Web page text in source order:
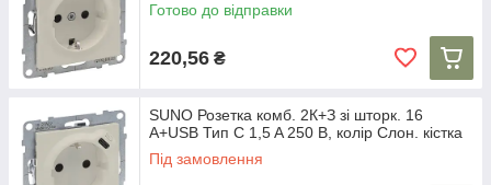
Готово до відправки
220,56 ₴
SUNO Розетка комб. 2К+З зі шторк. 16
A+USB Тип C 1,5 A 250 В, колір Слон. кістка
Під замовлення